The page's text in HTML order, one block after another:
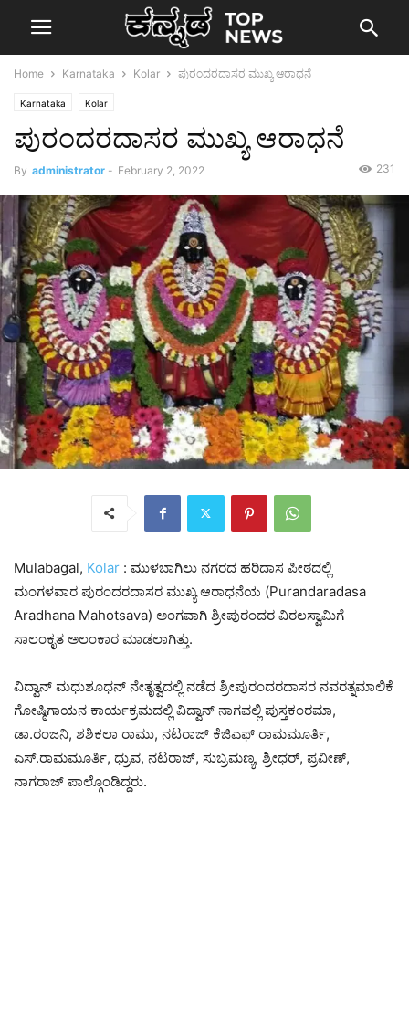
Home Karnataka Kolar ಪುರಂದರದಾಸರ ಮುಖ್ಯ ಆರಾಧನೆ
Karnataka Kolar
ಪುರಂದರದಾಸರ ಮುಖ್ಯ ಆರಾಧನೆ
By administrator - February 2, 2022 231
Mulabagal, Kolar : ಮುಳಬಾಗಿಲು ನಗರದ ಹರಿದಾಸ ಪೀಠದಲ್ಲಿ
ಮಂಗಳವಾರ ಪುರಂದರದಾಸರ ಮುಖ್ಯ ಆರಾಧನೆಯ (Purandaradasa
Aradhana Mahotsava) ಅಂಗವಾಗಿ ಶ್ರೀಪುರಂದರ ವಿಠಲಸ್ವಾಮಿಗೆ
ಸಾಲಂಕೃತ ಅಲಂಕಾರ ಮಾಡಲಾಗಿತ್ತು.
ವಿದ್ವಾನ್ ಮಧುಶೂಧನ್ ನೇತೃತ್ವದಲ್ಲಿ ನಡೆದ ಶ್ರೀಪುರಂದರದಾಸರ ನವರತ್ನಮಾಲಿಕೆ
ಗೋಷ್ಠಿಗಾಯನ ಕಾರ್ಯಕ್ರಮದಲ್ಲಿ ವಿದ್ವಾನ್ ನಾಗವಲ್ಲಿ ಪುಸ್ತಕಂರಮಾ,
ಡಾ.ರಂಜನಿ, ಶಶಿಕಲಾ ರಾಮು, ನಟರಾಜ್ ಕೆಜಿಎಫ್ ರಾಮಮೂರ್ತಿ,
ಎಸ್.ರಾಮಮೂರ್ತಿ, ಧ್ರುವ, ನಟರಾಜ್, ಸುಬ್ರಮಣ್ಯ, ಶ್ರೀಧರ್, ಪ್ರವೀಣ್,
ನಾಗರಾಜ್ ಪಾಲ್ಗೊಂಡಿದ್ದರು.